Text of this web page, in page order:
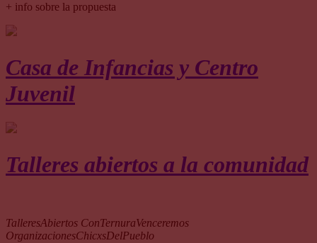
+ info sobre la propuesta
Casa de Infancias y Centro
Juvenil
Talleres abiertos a la comunidad
TalleresAbiertos ConTernuraVenceremos
OrganizacionesChicxsDelPueblo